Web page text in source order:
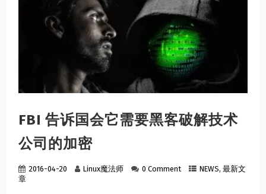
FBI 告诉国会它需要黑客破解技术
公司的加密
2016-04-20 Linux魔法师 0 Comment NEWS,最新文
章